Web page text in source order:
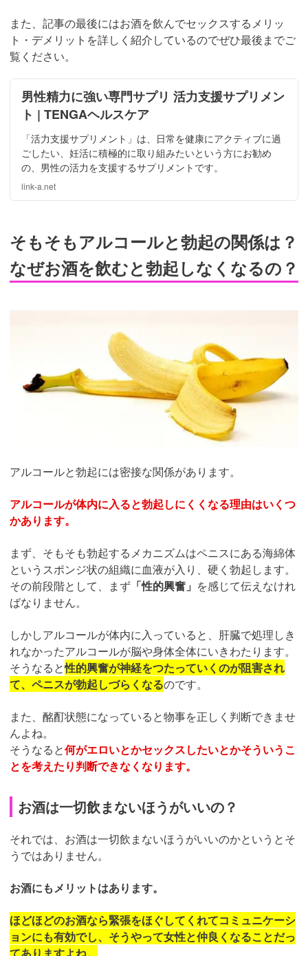
また、記事の最後にはお酒を飲んでセックスするメリッ
ト・デメリットを詳しく紹介しているのでぜひ最後までご
覧ください。
男性精力に強い専門サプリ 活力支援サプリメン
ト | TENGAヘルスケア
「活力支援サプリメント」は、日常を健康にアクティブに過
ごしたい、妊活に積極的に取り組みたいという方にお勧め
の、男性の活力を支援するサプリメントです。
link-a.net
そもそもアルコールと勃起の関係は？
なぜお酒を飲むと勃起しなくなるの？
アルコールと勃起には密接な関係があります。
アルコールが体内に入ると勃起しにくくなる理由はいくつ
かあります。
まず、そもそも勃起するメカニズムはペニスにある海綿体
というスポンジ状の組織に血液が入り、硬く勃起します。
その前段階として、まず 「性的興奮」 を感じて伝えなけれ
ばなりません。
しかしアルコールが体内に入っていると、肝臓で処理しき
れなかったアルコールが脳や身体全体にいきわたります。
そうなると性的興奮が神経をつたっていくのが阻害され
て、ペニスが勃起しづらくなるのです。
また、酩酊状態になっていると物事を正しく判断できませ
んよね。
そうなると何がエロいとかセックスしたいとかそういうこ
とを考えたり判断できなくなります。
お酒は一切飲まないほうがいいの？
それでは、お酒は一切飲まないほうがいいのかというとそ
うではありません。
お酒にもメリットはあります。
ほどほどのお酒なら緊張をほぐしてくれてコミュニケーシ
ョンにも有効でし、そうやって女性と仲良くなることだっ